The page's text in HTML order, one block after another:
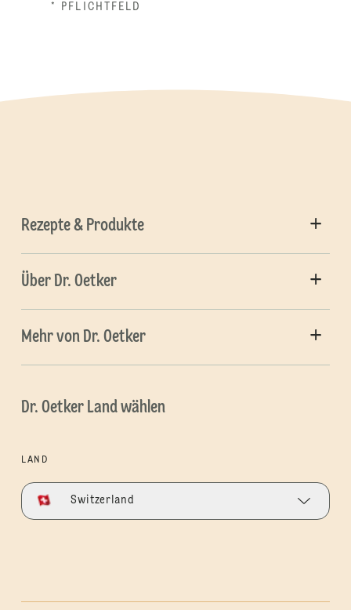
* PFLICHTFELD
Rezepte & Produkte
Über Dr. Oetker
Mehr von Dr. Oetker
Dr. Oetker Land wählen
LAND
Switzerland